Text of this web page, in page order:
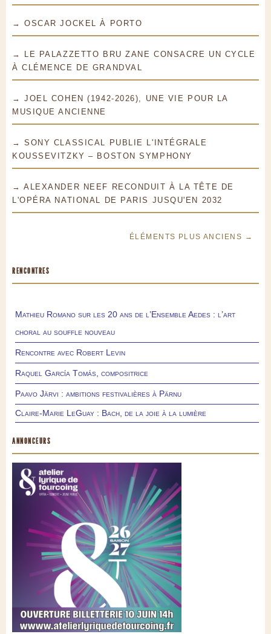
→ OSCAR JOCKEL À PORTO
→ LE PALAZZETTO BRU ZANE CONSACRE UN CYCLE
À CLÉMENCE DE GRANDVAL
→ JOEL COHEN (1942-2026), UNE VIE POUR LA
MUSIQUE ANCIENNE
→ SONY CLASSICAL PUBLIE L'INTÉGRALE
KOUSSEVITZKY – BOSTON SYMPHONY
→ ALEXANDER NEEF RECONDUIT À LA TÊTE DE
L'OPÉRA NATIONAL DE PARIS JUSQU'EN 2032
ÉLÉMENTS PLUS ANCIENS →
RENCONTRES
Mathieu Romano sur les 20 ans de l’Ensemble Aedes : l’art
choral au souffle nouveau
Rencontre avec Robert Levin
Raquel García Tomás, compositrice
Paavo Järvi : ambitions festivalières à Pärnu
Claire-Marie LeGuay : Bach, de la joie à la lumière
ANNONCEURS